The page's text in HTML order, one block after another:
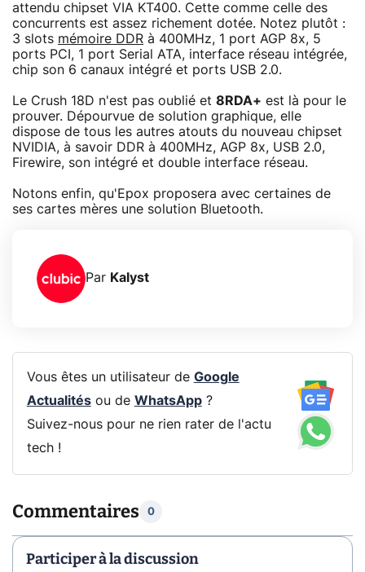
attendu chipset VIA KT400. Cette comme celle des
concurrents est assez richement dotée. Notez plutôt :
3 slots mémoire DDR à 400MHz, 1 port AGP 8x, 5
ports PCI, 1 port Serial ATA, interface réseau intégrée,
chip son 6 canaux intégré et ports USB 2.0.
Le Crush 18D n'est pas oublié et 8RDA+ est là pour le
prouver. Dépourvue de solution graphique, elle
dispose de tous les autres atouts du nouveau chipset
NVIDIA, à savoir DDR à 400MHz, AGP 8x, USB 2.0,
Firewire, son intégré et double interface réseau.
Notons enfin, qu'Epox proposera avec certaines de
ses cartes mères une solution Bluetooth.
Par Kalyst
Vous êtes un utilisateur de Google
Actualitésou de WhatsApp?
Suivez-nous pour ne rien rater de l'actu
tech !
Commentaires 0
Participer à la discussion